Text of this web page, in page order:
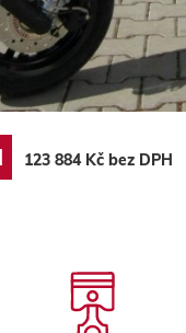
123 884 Kč bez DPH